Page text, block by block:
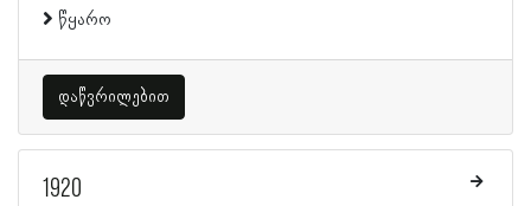
წყარო
დაწვრილებით
1920